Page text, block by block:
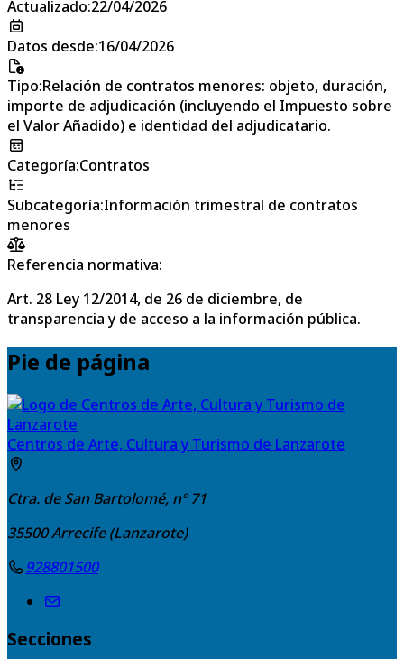
Actualizado:22/04/2026
Datos desde:16/04/2026
Tipo:Relación de contratos menores: objeto, duración,
importe de adjudicación (incluyendo el Impuesto sobre
el Valor Añadido) e identidad del adjudicatario.
Categoría:Contratos
Subcategoría:Información trimestral de contratos
menores
Referencia normativa:
Art. 28 Ley 12/2014, de 26 de diciembre, de
transparencia y de acceso a la información pública.
Pie de página
Centros de Arte, Cultura y Turismo de Lanzarote
Ctra. de San Bartolomé, nº 71
35500Arrecife (Lanzarote)
928801500
Secciones